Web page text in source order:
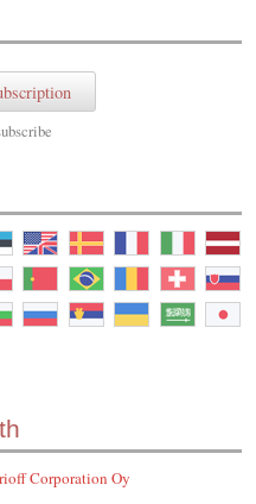
Corporation Oy